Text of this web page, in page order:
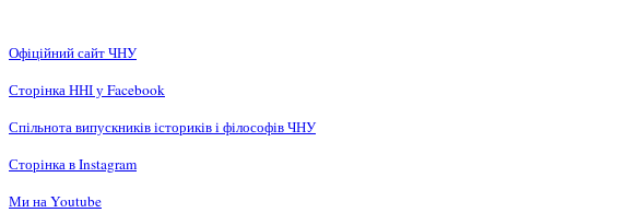
Офіційний сайт ЧНУ
Сторінка ННІ у Facebook
Спільнота випускників істориків і філософів ЧНУ
Сторінка в Instagram
Ми на Youtube